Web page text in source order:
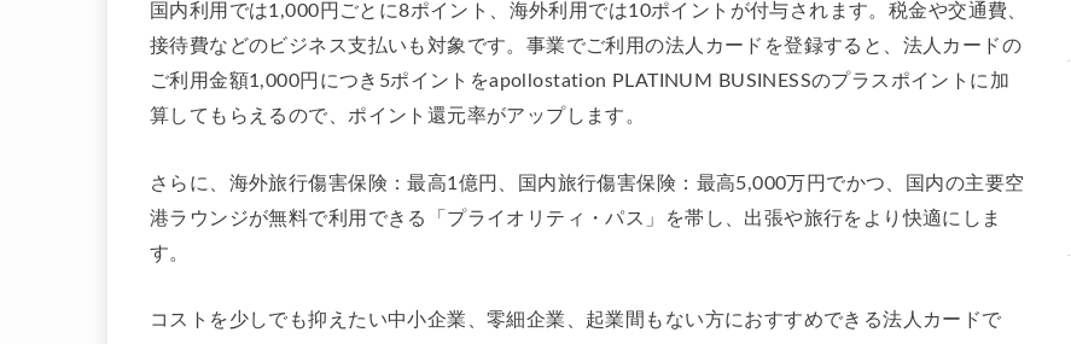
国内利用では1,000円ごとに8ポイント、海外利用では10ポイントが付与されます。税金や交通費、
接待費などのビジネス支払いも対象です。事業でご利用の法人カードを登録すると、法人カードの
ご利用金額1,000円につき5ポイントをapollostation PLATINUM BUSINESSのプラスポイントに加
算してもらえるので、ポイント還元率がアップします。
さらに、海外旅行傷害保険：最高1億円、国内旅行傷害保険：最高5,000万円でかつ、国内の主要空
港ラウンジが無料で利用できる「プライオリティ・パス」を帯し、出張や旅行をより快適にしま
す。
コストを少しでも抑えたい中小企業、零細企業、起業間もない方におすすめできる法人カードで